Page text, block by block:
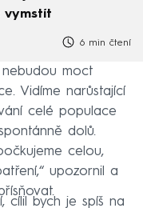
vymstít
6 min čtení
moct
Vidíme narůstající
celé populace
dolů.
celou,
upozornil a
cílil bych je spíš na